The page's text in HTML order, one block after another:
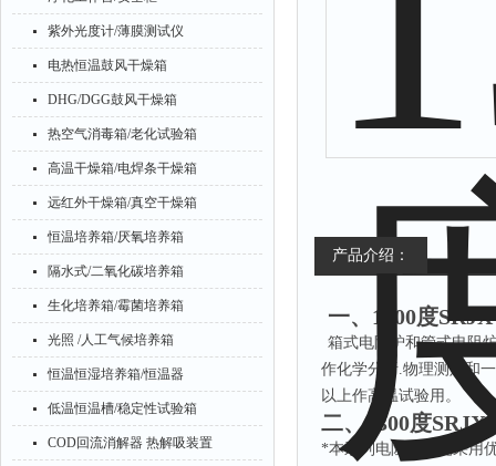
紫外光度计/薄膜测试仪
电热恒温鼓风干燥箱
DHG/DGG鼓风干燥箱
热空气消毒箱/老化试验箱
高温干燥箱/电焊条干燥箱
远红外干燥箱/真空干燥箱
恒温培养箱/厌氧培养箱
隔水式/二氧化碳培养箱
生化培养箱/霉菌培养箱
光照 /人工气候培养箱
恒温恒湿培养箱/恒温器
低温恒温槽/稳定性试验箱
COD回流消解器 热解吸装置
产品介绍：
一、 1300度
箱式电阻炉和管式电阻
作化学分析.物理测定和
以上作高温试
二、1300度
*本系列电阻炉炉壳采用